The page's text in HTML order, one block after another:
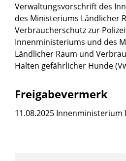
Verwaltungsvorschrift des
des Ministeriums Ländlicher
Verbraucherschutz zur
Innenministeriums und des
Ländlicher Raum und
Halten gefährlicher Hunde
Freigabevermerk
11.08.2025